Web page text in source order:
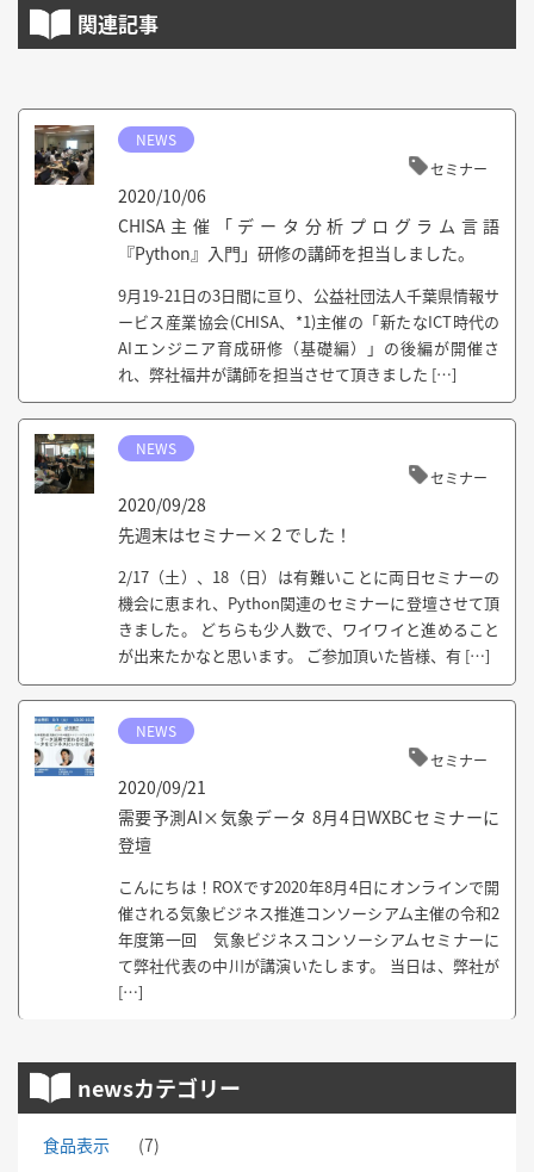
関連記事
NEWS
セミナー
2020/10/06
CHISA主催「データ分析プログラム言語
『Python』入門」研修の講師を担当しました。
9月19-21日の3日間に亘り、公益社団法人千葉県情報サ
ービス産業協会(CHISA、*1)主催の「新たなICT時代の
AIエンジニア育成研修（基礎編）」の後編が開催さ
れ、弊社福井が講師を担当させて頂きました […]
NEWS
セミナー
2020/09/28
先週末はセミナー×２でした！
2/17（土）、18（日）は有難いことに両日セミナーの
機会に恵まれ、Python関連のセミナーに登壇させて頂
きました。 どちらも少人数で、ワイワイと進めること
が出来たかなと思います。 ご参加頂いた皆様、有 […]
NEWS
セミナー
2020/09/21
需要予測AI×気象データ 8月4日WXBCセミナーに
登壇
こんにちは！ROXです2020年8月4日にオンラインで開
催される気象ビジネス推進コンソーシアム主催の令和2
年度第一回 気象ビジネスコンソーシアムセミナーに
て弊社代表の中川が講演いたします。 当日は、弊社が
[…]
newsカテゴリー
食品表示
(7)